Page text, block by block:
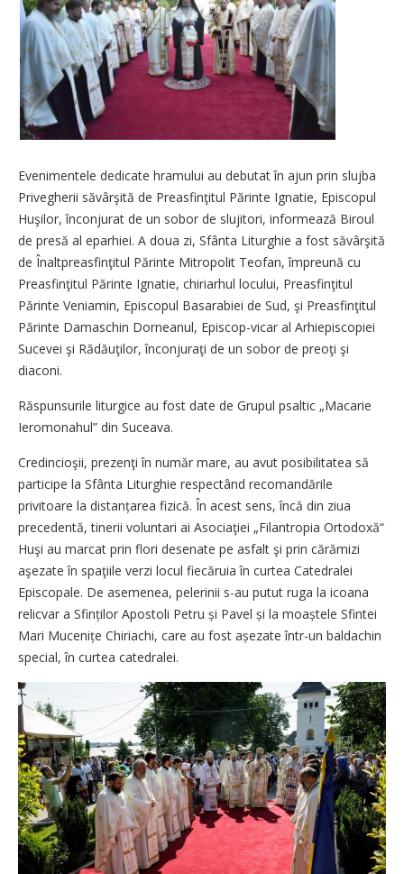
Evenimentele dedicate hramului au debutat în ajun prin slujba
Privegherii săvârşită de Preasfinţitul Părinte Ignatie, Episcopul
Huşilor, înconjurat de un sobor de slujitori, informează Biroul
de presă al eparhiei. A doua zi, Sfânta Liturghie a fost săvârşită
de Înaltpreasfinţitul Părinte Mitropolit Teofan, împreună cu
Preasfinţitul Părinte Ignatie, chiriarhul locului, Preasfinţitul
Părinte Veniamin, Episcopul Basarabiei de Sud, şi Preasfinţitul
Părinte Damaschin Dorneanul, Episcop-vicar al Arhiepiscopiei
Sucevei şi Rădăuţilor, înconjuraţi de un sobor de preoţi şi
diaconi.
Răspunsurile liturgice au fost date de Grupul psaltic „Macarie
Ieromonahul” din Suceava.
Credincioşii, prezenţi în număr mare, au avut posibilitatea să
participe la Sfânta Liturghie respectând recomandările
privitoare la distan­ța­rea fizică. În acest sens, încă din ziua
precedentă, tinerii voluntari ai Asociaţiei „Filantropia Ortodoxă“
Huşi au marcat prin flori desenate pe asfalt şi prin cărămizi
aşezate în spaţiile verzi locul fiecăruia în curtea Catedralei
Episcopale. De asemenea, pelerinii s-au putut ruga la icoana
relicvar a Sfinților Apostoli Petru și Pavel și la moaștele Sfintei
Mari Muce­nițe Chiriachi, care au fost așezate într-un baldachin
special, în curtea catedralei.